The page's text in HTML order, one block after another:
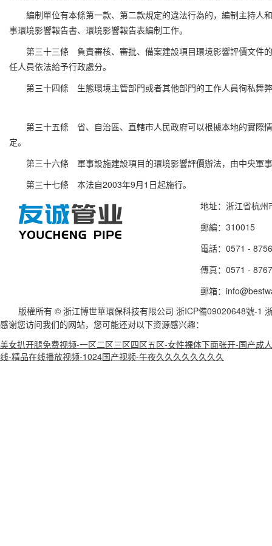
編制單位有本條第一款、第二款規定的違法行為的，編制主持人
事環境影響報告書、環境影響報告表編制工作。
第三十三條 負責審核、審批、備案建設項目環境影響評價文件
任人員依法給予行政處分。
第三十四條 生態環境主管部門或者其他部門的工作人員徇私舞
第三十五條 省、自治區、直轄市人民政府可以根據本地的實際
定。
第三十六條 軍事設施建設項目的環境影響評價辦法，由中央軍
第三十七條 本法自2003年9月1日起施行。
地址：浙江省杭
郵編：310015
電話：0571 -
傳真：0571 -
郵箱：
版權所有 © 浙江博世華環保科技有限公司 浙ICP備09020648號-1
感谢您访问我们的网站，您可能还对以下资源感兴趣：
美女扒开腿免费视频-一区二区三区四区五区-女性裸体下面张开-国产
线-精品在线播放视频-1024国产视频-午夜久久久久久久久久